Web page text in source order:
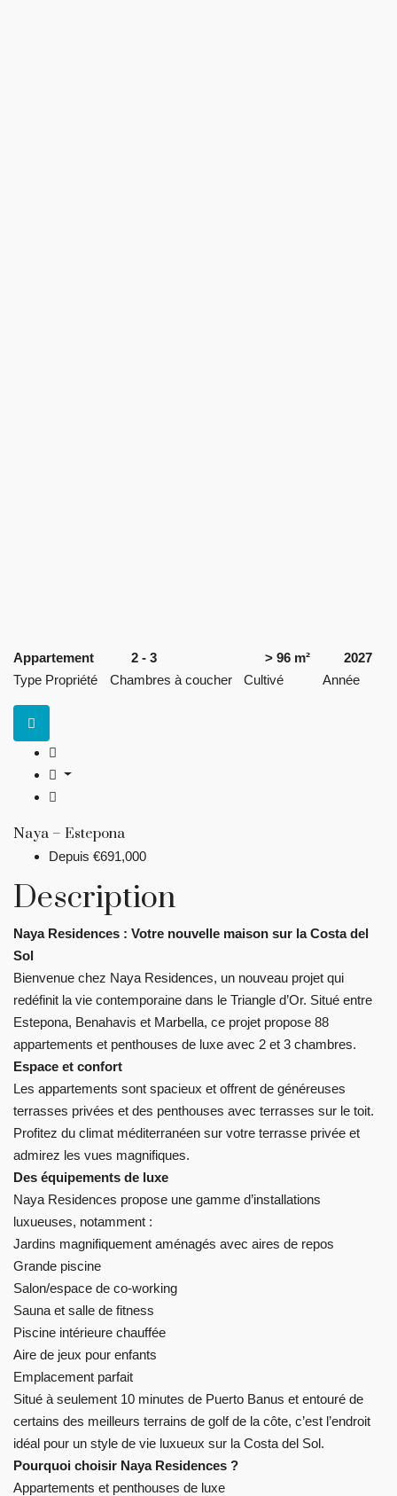
Appartement
Type Propriété
2 - 3
Chambres à coucher
> 96 m²
Cultivé
2027
Année
Naya – Estepona
Depuis €691,000
Description
Naya Residences : Votre nouvelle maison sur la Costa del
Sol
Bienvenue chez Naya Residences, un nouveau projet qui
redéfinit la vie contemporaine dans le Triangle d’Or. Situé entre
Estepona, Benahavis et Marbella, ce projet propose 88
appartements et penthouses de luxe avec 2 et 3 chambres.
Espace et confort
Les appartements sont spacieux et offrent de généreuses
terrasses privées et des penthouses avec terrasses sur le toit.
Profitez du climat méditerranéen sur votre terrasse privée et
admirez les vues magnifiques.
Des équipements de luxe
Naya Residences propose une gamme d’installations
luxueuses, notamment :
Jardins magnifiquement aménagés avec aires de repos
Grande piscine
Salon/espace de co-working
Sauna et salle de fitness
Piscine intérieure chauffée
Aire de jeux pour enfants
Emplacement parfait
Situé à seulement 10 minutes de Puerto Banus et entouré de
certains des meilleurs terrains de golf de la côte, c’est l’endroit
idéal pour un style de vie luxueux sur la Costa del Sol.
Pourquoi choisir Naya Residences ?
Appartements et penthouses de luxe